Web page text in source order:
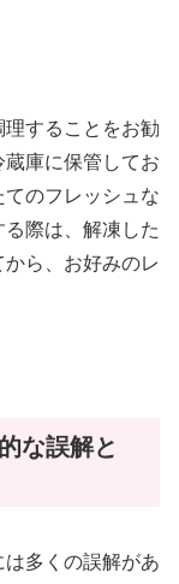
することをお勧
庫に保管してお
のフレッシュな
際は、解凍した
ら、お好みのレ
な誤解と
多くの誤解があ